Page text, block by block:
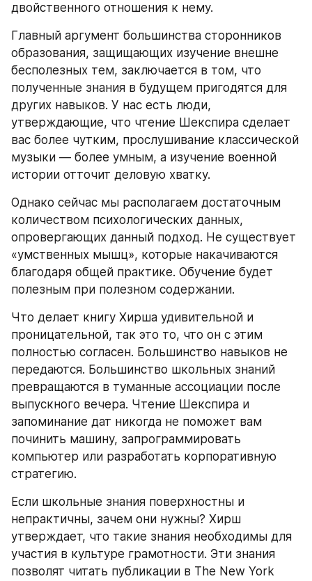
двойственного отношения к нему.
Главный аргумент большинства сторонников
образования, защищающих изучение внешне
бесполезных тем, заключается в том, что
полученные знания в будущем пригодятся для
других навыков. У нас есть люди,
утверждающие, что чтение Шекспира сделает
вас более чутким, прослушивание классической
музыки — более умным, а изучение военной
истории отточит деловую хватку.
Однако сейчас мы располагаем достаточным
количеством психологических данных,
опровергающих данный подход. Не существует
«умственных мышц», которые накачиваются
благодаря общей практике. Обучение будет
полезным при полезном содержании.
Что делает книгу Хирша удивительной и
проницательной, так это то, что он с этим
полностью согласен. Большинство навыков не
передаются. Большинство школьных знаний
превращаются в туманные ассоциации после
выпускного вечера. Чтение Шекспира и
запоминание дат никогда не поможет вам
починить машину, запрограммировать
компьютер или разработать корпоративную
стратегию.
Если школьные знания поверхностны и
непрактичны, зачем они нужны? Хирш
утверждает, что такие знания необходимы для
участия в культуре грамотности. Эти знания
позволят читать публикации в The New York